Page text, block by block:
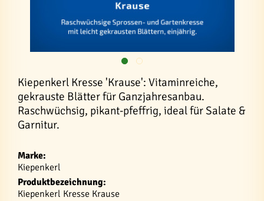
Kiepenkerl Kresse 'Krause': Vitaminreiche,
gekrauste Blätter für Ganzjahresanbau.
Raschwüchsig, pikant-pfeffrig, ideal für Salate &
Garnitur.
Marke:
Kiepenkerl
Produktbezeichnung:
Kiepenkerl Kresse Krause